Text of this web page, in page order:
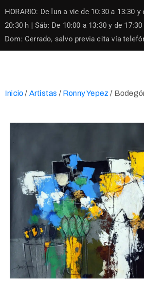
to
content
HORARIO: De lun a vie de 10:30 a 13:30 y
20:30 h | Sáb: De 10:00 a 13:30 y de
Dom: Cerrado, salvo previa cita vía
Inicio/ Artistas / Ronny Yepez /